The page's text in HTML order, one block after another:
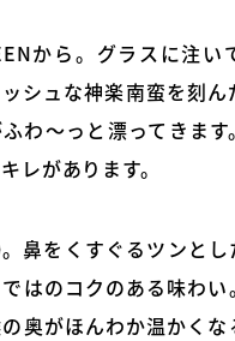
から。グラスに注い
シュな神楽南蛮を刻
わ〜っと漂ってきます
レがあります。
鼻をくすぐるツンとし
はのコクのある味わ
奥がほんわか温かくな